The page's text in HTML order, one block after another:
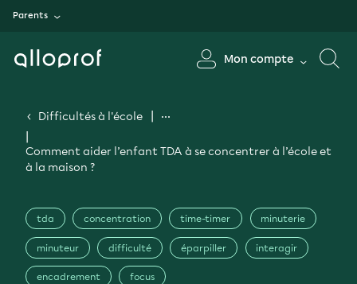
Parents
Mon compte
Difficultés à l'école
Comment aider l’enfant TDA à se concentrer à l’école et
à la maison ?
tda concentration time-timer minuterie
minuteur difficulté éparpiller interagir
encadrement focus